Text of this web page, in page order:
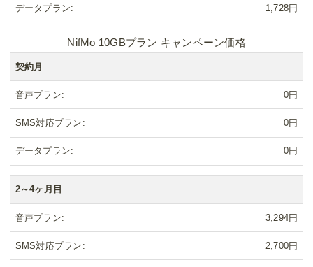
データプラン 1,728円
NifMo 10GBプラン キャンペーン価格
契約月
音声プラン 0円
SMS対応プラン 0円
データプラン 0円
2～4ヶ月目
音声プラン 3,294円
SMS対応プラン 2,700円